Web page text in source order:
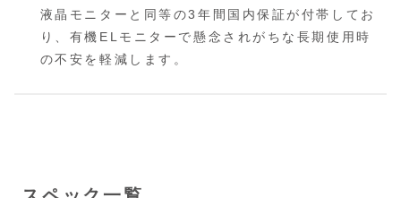
液晶モニターと同等の3年間国内保証が付帯してお
り、有機ELモニターで懸念されがちな長期使用時
の不安を軽減します。